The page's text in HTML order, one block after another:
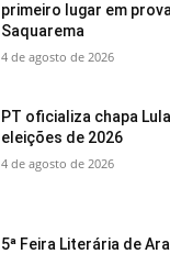
primeiro lugar em
Saquarema
4 de agosto de 2026
PT oficializa chapa
eleições de 2026
4 de agosto de 2026
5ª Feira Literária de